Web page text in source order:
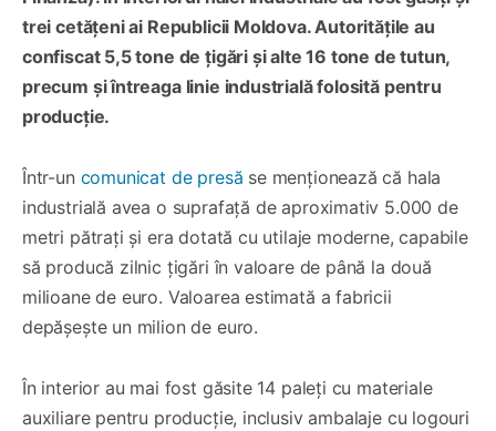
trei cetățeni ai Republicii Moldova. Autoritățile au
confiscat 5,5 tone de țigări și alte 16 tone de tutun,
precum și întreaga linie industrială folosită pentru
producție.
Într-un comunicat de presă se menționează că hala
industrială avea o suprafață de aproximativ 5.000 de
metri pătrați și era dotată cu utilaje moderne, capabile
să producă zilnic țigări în valoare de până la două
milioane de euro. Valoarea estimată a fabricii
depășește un milion de euro.
În interior au mai fost găsite 14 paleți cu materiale
auxiliare pentru producție, inclusiv ambalaje cu logouri